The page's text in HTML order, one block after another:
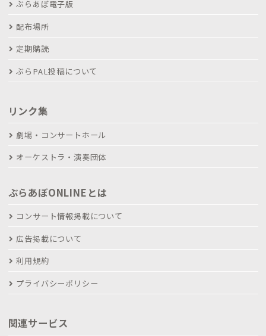
ぶらあぼ電子版
配布場所
定期購読
ぶらPAL投稿について
リンク集
劇場・コンサートホール
オーケストラ・演奏団体
ぶらあぼONLINEとは
コンサート情報掲載について
広告掲載について
利用規約
プライバシーポリシー
関連サービス